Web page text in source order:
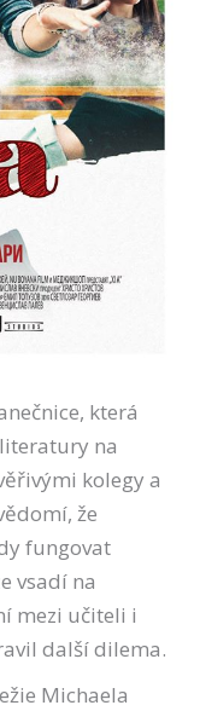
která
na
kolegy a
že
fungovat
vsadí na
mezi učiteli i
další dilema.
Michaela